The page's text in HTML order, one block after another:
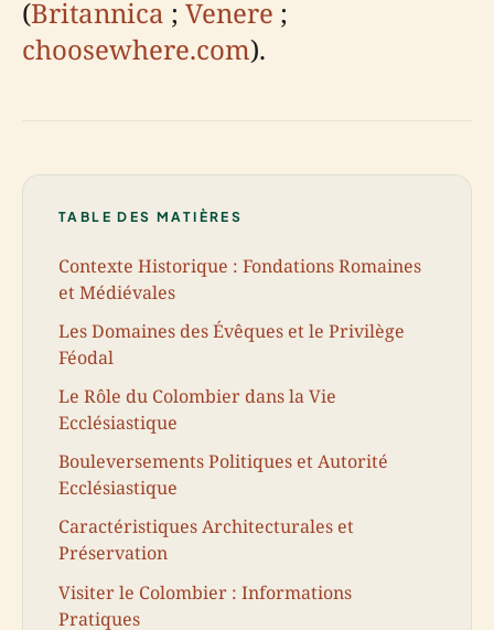
(Britannica ; Venere ;
choosewhere.com).
TABLE DES MATIÈRES
Contexte Historique : Fondations Romaines
et Médiévales
Les Domaines des Évêques et le Privilège
Féodal
Le Rôle du Colombier dans la Vie
Ecclésiastique
Bouleversements Politiques et Autorité
Ecclésiastique
Caractéristiques Architecturales et
Préservation
Visiter le Colombier : Informations
Pratiques